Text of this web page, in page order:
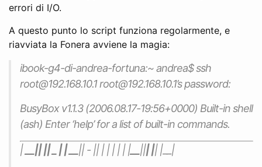
errori di I/O.
A questo punto lo script funziona regolarmente, e
riavviata la Fonera avviene la magia:
ibook-g4-di-andrea-fortuna:~ andrea$ ssh
root@192.168.10.1 root@192.168.10.1’s password:
BusyBox v1.1.3 (2006.08.17-19:56+0000) Built-in shell
(ash) Enter ‘help’ for a list of built-in commands.
| __|| || _ | | __ || - || | | | | | | ||| || | __|